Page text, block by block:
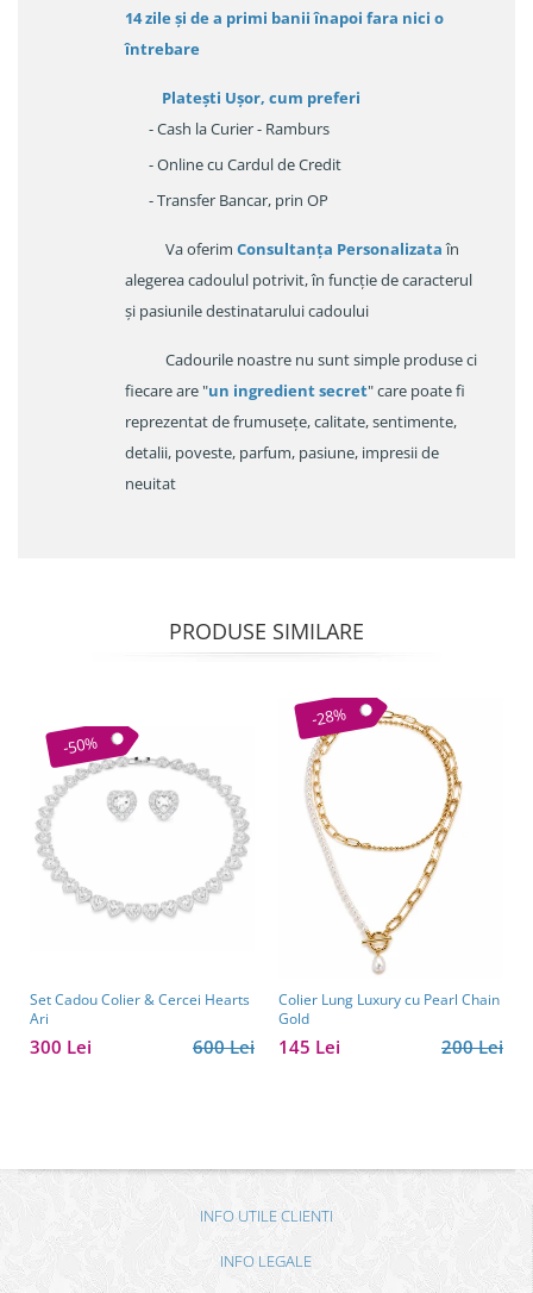
14 zileși de a primi banii înapoi fara nici o
întrebare
Platești Ușor, cum preferi
- Cash la Curier - Ramburs
- Online cu Cardul de Credit
- Transfer Bancar, prin OP
Va oferim Consultanța Personalizataîn
alegerea cadoulul potrivit, în funcție de caracterul
și pasiunile destinatarului cadoului
Cadourile noastre nu sunt simple produse ci
fiecare are "un ingredient secret" care poate fi
reprezentat de frumusețe, calitate, sentimente,
detalii, poveste, parfum, pasiune, impresii de
neuitat
PRODUSE SIMILARE
-50%
Set Cadou Colier & Cercei Hearts
Ari
600 Lei
300 Lei
-28%
Colier Lung Luxury cu Pearl Chain
Gold
200 Lei
145 Lei
INFO UTILE CLIENTI
INFO LEGALE